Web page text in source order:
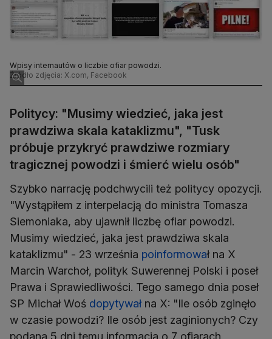
Wpisy internautów o liczbie ofiar powodzi.
Źródło zdjęcia: X.com, Facebook
Politycy: "Musimy wiedzieć, jaka jest
prawdziwa skala kataklizmu", "Tusk
próbuje przykryć prawdziwe rozmiary
tragicznej powodzi i śmierć wielu osób"
Szybko narrację podchwycili też politycy opozycji.
"Wystąpiłem z interpelacją do ministra Tomasza
Siemoniaka, aby ujawnił liczbę ofiar powodzi.
Musimy wiedzieć, jaka jest prawdziwa skala
kataklizmu" - 23 września poinformował na X
Marcin Warchoł, polityk Suwerennej Polski i poseł
Prawa i Sprawiedliwości. Tego samego dnia poseł
SP Michał Woś dopytywałna X: "Ile osób zginęło
w czasie powodzi? Ile osób jest zaginionych? Czy